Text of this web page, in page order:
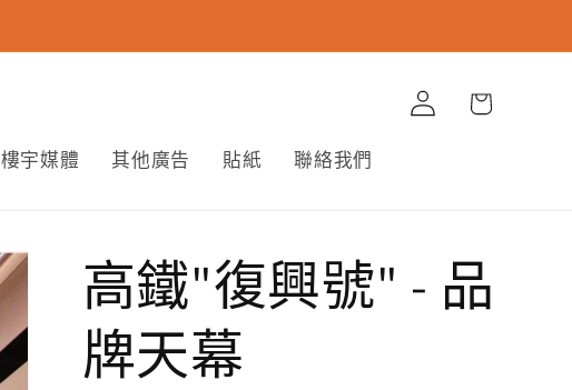
樓宇媒體 其他廣告 貼紙 聯絡我們
登
入
物
高鐵"復興號" - 品
牌天幕